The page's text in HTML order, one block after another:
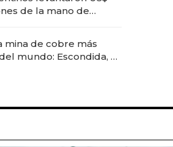
de la mano de
mina de cobre más
mundo: Escondida, el